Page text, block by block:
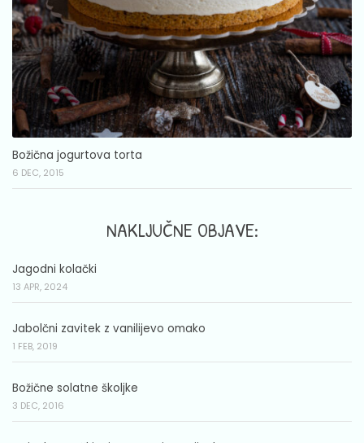
Božična jogurtova torta
6 DEC, 2015
NAKLJUČNE OBJAVE:
Jagodni kolački
13 APR, 2024
Jabolčni zavitek z vanilijevo omako
1 FEB, 2019
Božične solatne školjke
3 DEC, 2016